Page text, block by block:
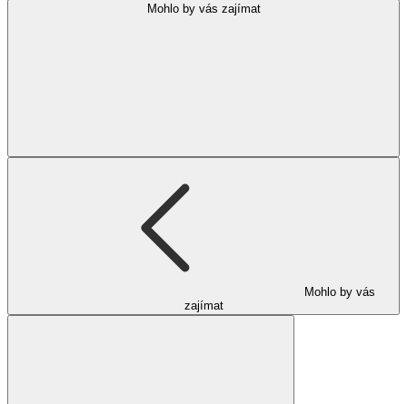
Mohlo by vás zajímat
Mohlo by vás
zajímat